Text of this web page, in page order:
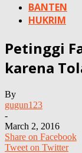
BANTEN
HUKRIM
Petinggi
karena
By
gugun123
-
March 2, 2016
Share on Facebook
Tweet on Twitter